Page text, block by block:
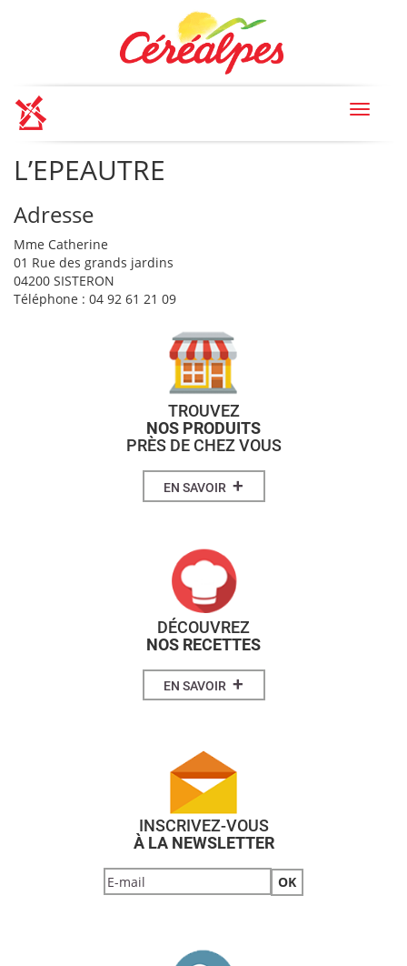
Toggle
L’EPEAUTRE
Adresse
Mme Catherine
01 Rue des grands jardins
04200 SISTERON
Téléphone : 04 92 61 21 09
TROUVEZ
NOS PRODUITS
PRÈS DE CHEZ VOUS
EN SAVOIR +
DÉCOUVREZ
NOS RECETTES
EN SAVOIR +
INSCRIVEZ-VOUS
À LA NEWSLETTER